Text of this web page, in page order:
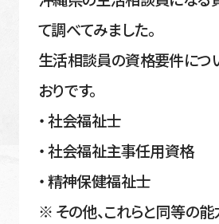
て調べてみました。
生活相談員の資格要件につ
おりです。
・ 社会福祉士
・ 社会福祉主事任用資格
・ 精神保健福祉士
※ その他、これらと同等の